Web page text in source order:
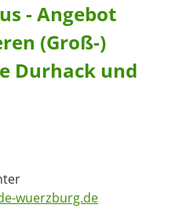
- Angebot
(Groß-)
Durhack und
wuerzburg.de